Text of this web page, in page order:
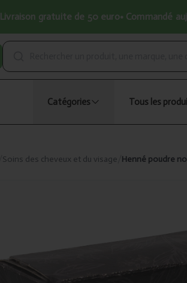
Livraison gratuite de 50 euro• Commandé
Catégories Tous les
Soins des cheveux et du visage Henné poudre